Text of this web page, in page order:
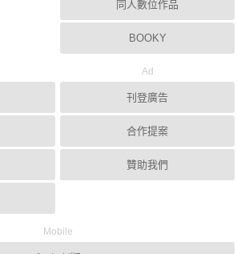
同人數位作品
BOOKY
Ad
刊登廣告
合作提案
贊助我們
Mobile